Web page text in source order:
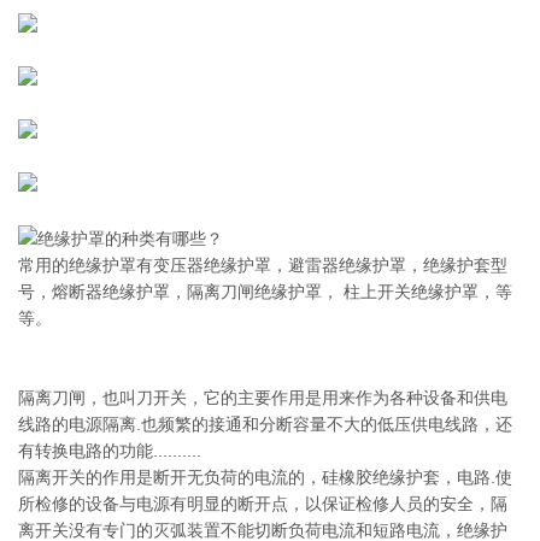
绝缘护罩的种类有哪些？
常用的绝缘护罩有变压器绝缘护罩，避雷器绝缘护罩，绝缘护套型
号，熔断器绝缘护罩，隔离刀闸绝缘护罩， 柱上开关绝缘护罩，等
等。
隔离刀闸，也叫刀开关，它的主要作用是用来作为各种设备和供电
线路的电源隔离.也频繁的接通和分断容量不大的低压供电线路，还
有转换电路的功能..........
隔离开关的作用是断开无负荷的电流的，硅橡胶绝缘护套，电路.使
所检修的设备与电源有明显的断开点，以保证检修人员的安全，隔
离开关没有专门的灭弧装置不能切断负荷电流和短路电流，绝缘护